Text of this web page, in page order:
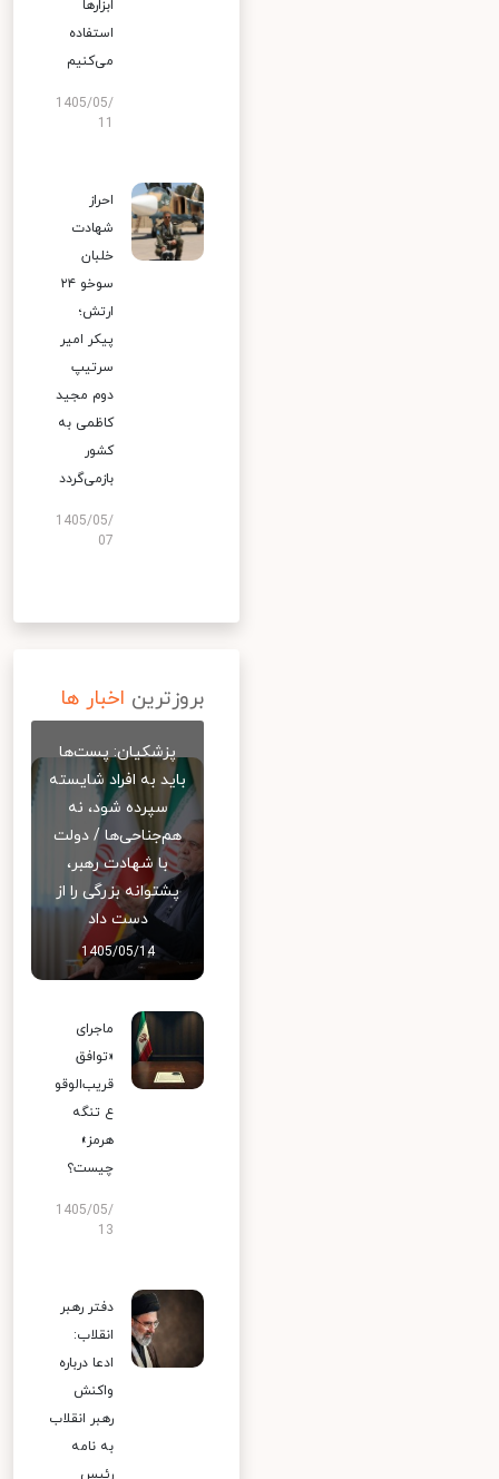
ابزارها
استفاده
می‌کنیم
1405/05/
احراز
شهادت
خلبان
سوخو ۲۴
ارتش؛
پیکر امیر
سرتیپ
دوم مجید
کاظمی به
کشور
بازمی‌گردد
1405/05/
07
بروزترین اخبار ها
پزشکیان: پست‌ها
باید به افراد شایسته
سپرده شود، نه
هم‌جناحی‌ها / دولت
با شهادت رهبر،
پشتوانه بزرگی را از
دست داد
1405/05/14
ماجرای
«توافق
قریب‌الوقو
ع تنگه
هرمز»
چیست؟
1405/05/
13
دفتر رهبر
انقلاب:
ادعا درباره
واکنش
رهبر انقلاب
به نامه
رئیس